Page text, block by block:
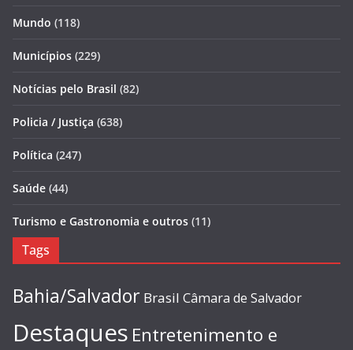
Mundo (118)
Municípios (229)
Notícias pelo Brasil (82)
Policia / Justiça (638)
Política (247)
Saúde (44)
Turismo e Gastronomia e outros (11)
Tags
Bahia/Salvador Brasil Câmara de Salvador
Destaques Entretenimento e